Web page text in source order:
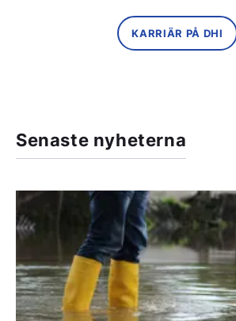
KARRIÄR PÅ DHI
Senaste nyheterna